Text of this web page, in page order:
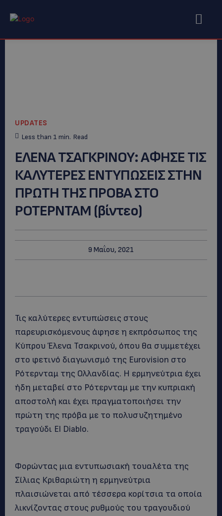
UPDATES
Less than 1 min. Read
EΛΕΝΑ ΤΣΑΓΚΡΙΝΟΥ: AΦΗΣΕ ΤΙΣ
ΚΑΛΥΤΕΡΕΣ ΕΝΤΥΠΩΣΕΙΣ ΣΤΗΝ
ΠΡΩΤΗ ΤΗΣ ΠΡΟΒΑ ΣΤΟ
ΡΟΤΕΡΝΤΑΜ (βίντεο)
9 Μαΐου, 2021
Τις καλύτερες εντυπώσεις στους
παρευρισκόμενους άφησε η εκπρόσωπος της
Κύπρου Έλενα Τσακρινού, όπου θα συμμετέχει
στο φετινό διαγωνισμό της Eurovision στο
Ρότερνταμ της Ολλανδίας. Η ερμηνεύτρια έχει
ήδη μεταβεί στο Ρότερνταμ με την κυπριακή
αποστολή και έχει πραγματοποιήσει την
πρώτη της πρόβα με το πολυσυζητημένο
τραγούδι El Diablo.
Φορώντας μια εντυπωσιακή τουαλέτα της
Σίλιας Κριθαριώτη η ερμηνεύτρια
πλαισιώνεται από τέσσερα κορίτσια τα οποία
λικνίζοντας στους ρυθμούς του τραγουδιού